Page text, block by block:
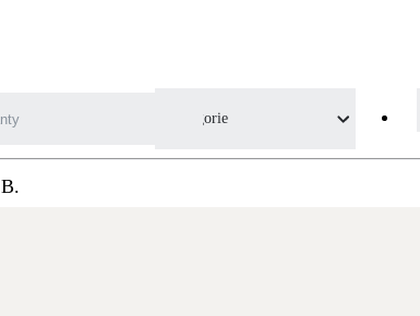
Kategorie
dotační, spol. s r.o. - Zateplení z pohledu uživatele